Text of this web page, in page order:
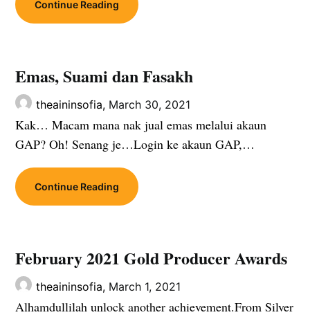
Continue Reading
Emas, Suami dan Fasakh
theaininsofia, March 30, 2021
Kak… Macam mana nak jual emas melalui akaun
GAP? Oh! Senang je…Login ke akaun GAP,…
Continue Reading
February 2021 Gold Producer Awards
theaininsofia, March 1, 2021
Alhamdullilah unlock another achievement.From Silver